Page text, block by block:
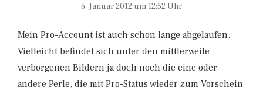
5. Januar 2012 um 12:52 Uhr
Mein Pro-Account ist auch schon lange abgelaufen.
Vielleicht befindet sich unter den mittlerweile
verborgenen Bildern ja doch noch die eine oder
andere Perle, die mit Pro-Status wieder zum Vorschein